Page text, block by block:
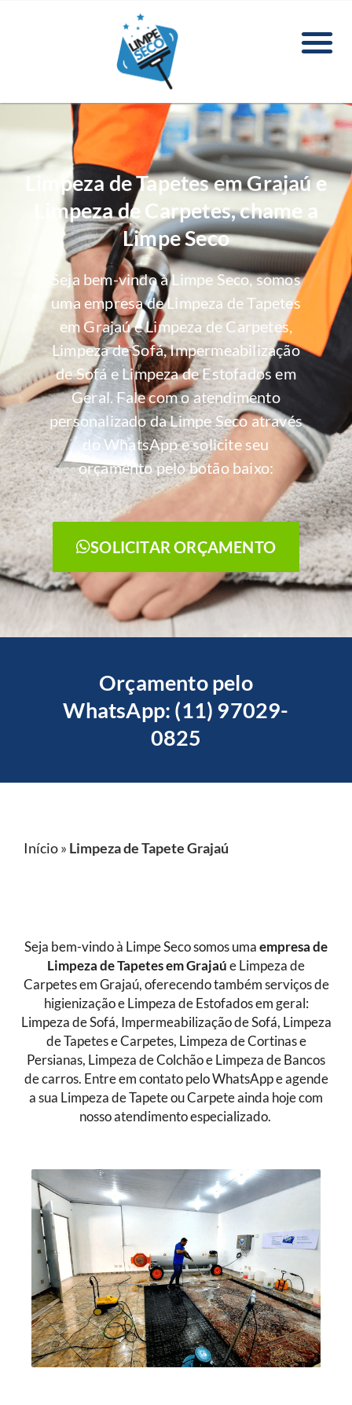
Limpeza de Tapetes em Grajaú e
Limpeza de Carpetes, chame a
Limpe Seco
Seja bem-vindo à Limpe Seco, somos
uma empresa de Limpeza de Tapetes
em Grajaú e Limpeza de Carpetes,
Limpeza de Sofá, Impermeabilização
de Sofá e Limpeza de Estofados em
Geral. Fale com o atendimento
personalizado da Limpe Seco através
do WhatsApp e solicite seu
orçamento pelo botão baixo:
SOLICITAR ORÇAMENTO
Orçamento pelo
WhatsApp: (11) 97029-
0825
Início» Limpeza de Tapete Grajaú
Seja bem-vindo à Limpe Seco somos uma empresa de
Limpeza de Tapetesem Grajaú e Limpeza de
Carpetes em Grajaú, oferecendo também serviços de
higienização e Limpeza de Estofados em geral:
Limpeza de Sofá, Impermeabilização de Sofá, Limpeza
de Tapetes e Carpetes, Limpeza de Cortinas e
Persianas, Limpeza de Colchão e Limpeza de Bancos
de carros. Entre em contato pelo WhatsApp e agende
a sua Limpeza de Tapete ou Carpete ainda hoje com
nosso atendimento especializado.